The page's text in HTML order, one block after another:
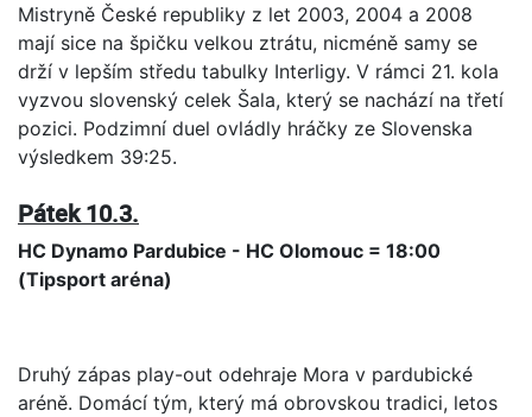
Mistryně České republiky z let 2003, 2004 a 2008
mají sice na špičku velkou ztrátu, nicméně samy se
drží v lepším středu tabulky Interligy. V rámci 21. kola
vyzvou slovenský celek Šala, který se nachází na třetí
pozici. Podzimní duel ovládly hráčky ze Slovenska
výsledkem 39:25.
Pátek 10.3.
HC Dynamo Pardubice - HC Olomouc = 18:00
(Tipsport aréna)
Druhý zápas play-out odehraje Mora v pardubické
aréně. Domácí tým, který má obrovskou tradici, letos